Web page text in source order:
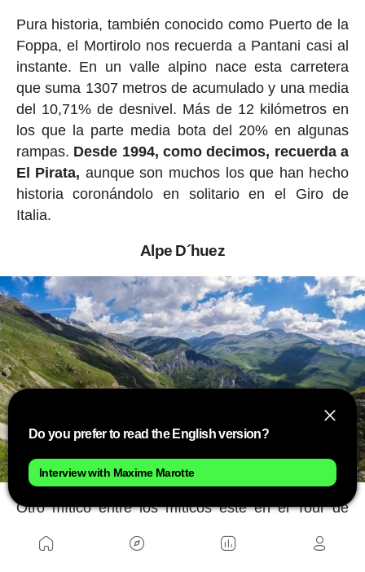
Pura historia, también conocido como Puerto de la
Foppa, el Mortirolo nos recuerda a Pantani casi al
instante. En un valle alpino nace esta carretera
que suma 1307 metros de acumulado y una media
del 10,71% de desnivel. Más de 12 kilómetros en
los que la parte media bota del 20% en algunas
rampas. Desde 1994, como decimos, recuerda a
El Pirata, aunque son muchos los que han hecho
historia coronándolo en solitario en el Giro de
Italia.
Alpe D´huez
Otro mítico entre los míticos este en el Tour de
1952 y fue Fausto Coppi quien ganó aquella
Do you prefer to read the English version?
Interview with Maxime Marotte